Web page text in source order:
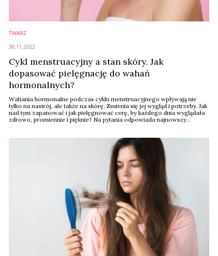
TWARZ
Cykl menstruacyjny a stan skóry. Jak
dopasować pielęgnację do wahań
hormonalnych?
Wahania hormonalne podczas cyklu menstruacyjnego wpływają nie
tylko na nastrój, ale także na skórę. Zmienia się jej wygląd i potrzeby. Jak
nad tym zapanować i jak pielęgnować cerę, by każdego dnia wyglądała
zdrowo, promiennie i pięknie? Na pytania odpowiada najnowszy
30.11.2022